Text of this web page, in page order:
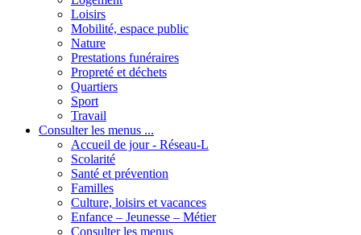
Loisirs
Mobilité, espace public
Nature
Prestations funéraires
Propreté et déchets
Quartiers
Sport
Travail
Consulter les menus ...
Accueil de jour - Réseau-L
Scolarité
Santé et prévention
Familles
Culture, loisirs et vacances
Enfance – Jeunesse – Métier
Consulter les menus